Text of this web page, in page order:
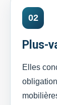
02
Plus-
Elles